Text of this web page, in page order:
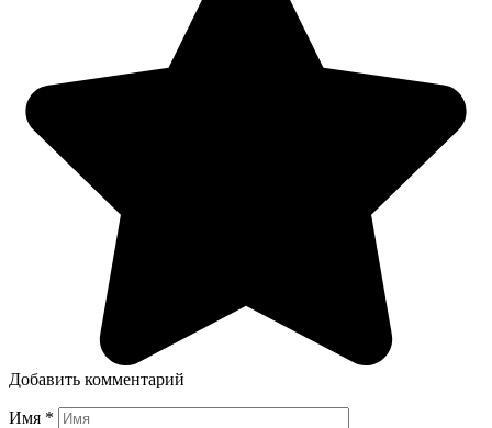
Добавить комментарий
Имя *